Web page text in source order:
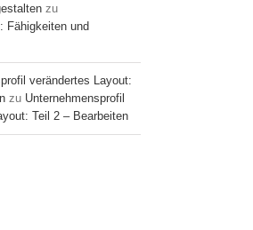
zu
Fähigkeiten und
verändertes Layout:
zu Unternehmensprofil
Teil 2 – Bearbeiten